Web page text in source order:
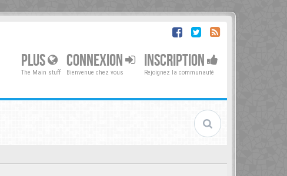
PLUS
The Main stuff
CONNEXION
Bienvenue chez vous
INSCRIPTION
Rejoignez la communauté